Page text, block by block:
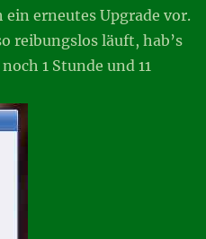
erneutes Upgrade vor.
reibungslos läuft, hab’s
1 Stunde und 11